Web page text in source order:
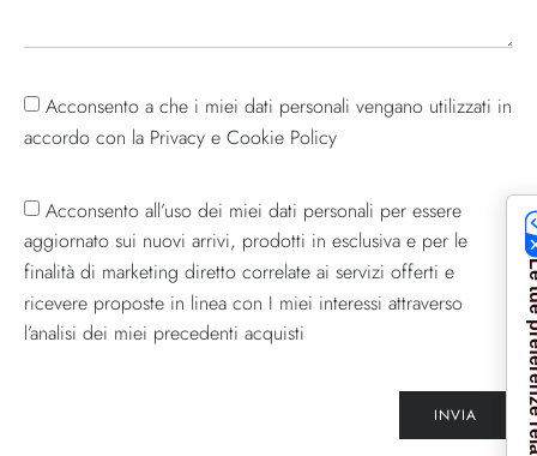
Acconsento a che i miei dati personali vengano utilizzati in
accordo con la Privacy e Cookie Policy
Acconsento all’uso dei miei dati personali per essere
aggiornato sui nuovi arrivi, prodotti in esclusiva e per le
finalità di marketing diretto correlate ai servizi offerti e
ricevere proposte in linea con I miei interessi attraverso
l’analisi dei miei precedenti acquisti
INVIA